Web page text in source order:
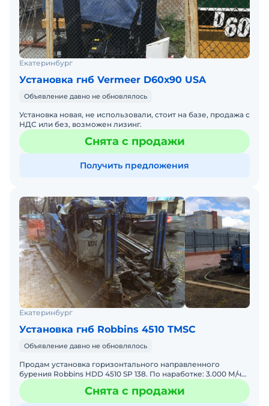
Екатеринбург
Установка гнб Vermeer D60х90 USA
Объявление давно не обновлялось
Установка новая, не использовали, стоит на базе, продажа с
НДС или без, возможен лизинг.
Снята с продажи
Получить предложения
Екатеринбург
Установка гнб Robbins 4510 TMSC
Объявление давно не обновлялось
Продам установка горизонтального направленного
бурения Robbins HDD 4510 SP 138. По наработке: 3.000 М/ч
Характеристики: - тяговое усилие: - 30 тонн. - макс.
Снята с продажи